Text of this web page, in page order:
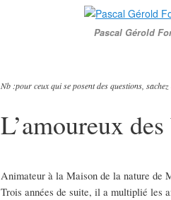
Pascal Gérold
Nb :pour ceux qui se posent des questions,
L’amoureux
Animateur à la Maison de la nature de
Trois années de suite, il a multiplié les